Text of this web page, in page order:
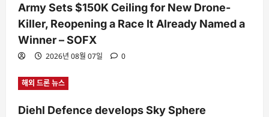
Army Sets $150K Ceiling for New Drone-
Killer, Reopening a Race It Already Named a
Winner – SOFX
2026년 08월 07일 0
해외 드론 뉴스
Diehl Defence develops Sky Sphere